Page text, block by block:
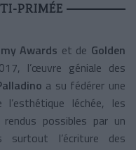
PRIMÉE
Awards et de Golden
l’œuvre géniale des
a su fédérer une
léchée, les
possibles par un
surtout l’écriture des